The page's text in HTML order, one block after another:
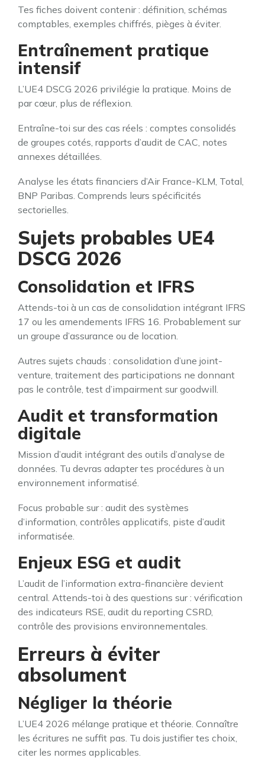
Tes fiches doivent contenir : définition, schémas
comptables, exemples chiffrés, pièges à éviter.
Entraînement pratique
intensif
L’UE4 DSCG 2026 privilégie la pratique. Moins de
par cœur, plus de réflexion.
Entraîne-toi sur des cas réels : comptes consolidés
de groupes cotés, rapports d’audit de CAC, notes
annexes détaillées.
Analyse les états financiers d’Air France-KLM, Total,
BNP Paribas. Comprends leurs spécificités
sectorielles.
Sujets probables UE4
DSCG 2026
Consolidation et IFRS
Attends-toi à un cas de consolidation intégrant IFRS
17 ou les amendements IFRS 16. Probablement sur
un groupe d’assurance ou de location.
Autres sujets chauds : consolidation d’une joint-
venture, traitement des participations ne donnant
pas le contrôle, test d’impairment sur goodwill.
Audit et transformation
digitale
Mission d’audit intégrant des outils d’analyse de
données. Tu devras adapter tes procédures à un
environnement informatisé.
Focus probable sur : audit des systèmes
d’information, contrôles applicatifs, piste d’audit
informatisée.
Enjeux ESG et audit
L’audit de l’information extra-financière devient
central. Attends-toi à des questions sur : vérification
des indicateurs RSE, audit du reporting CSRD,
contrôle des provisions environnementales.
Erreurs à éviter
absolument
Négliger la théorie
L’UE4 2026 mélange pratique et théorie. Connaître
les écritures ne suffit pas. Tu dois justifier tes choix,
citer les normes applicables.